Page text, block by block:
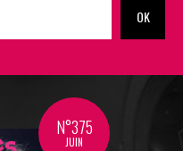
OK
N°375
JUIN